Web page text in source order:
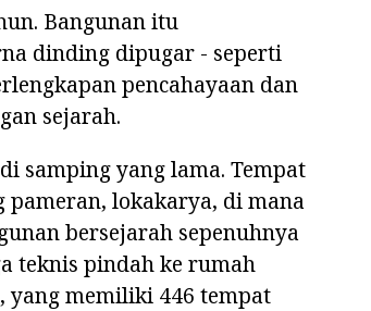
Bangunan itu
dinding dipugar - seperti
pencahayaan dan
sejarah.
samping yang lama. Tempat
lokakarya, di mana
bersejarah sepenuhnya
teknis pindah ke rumah
yang memiliki 446 tempat